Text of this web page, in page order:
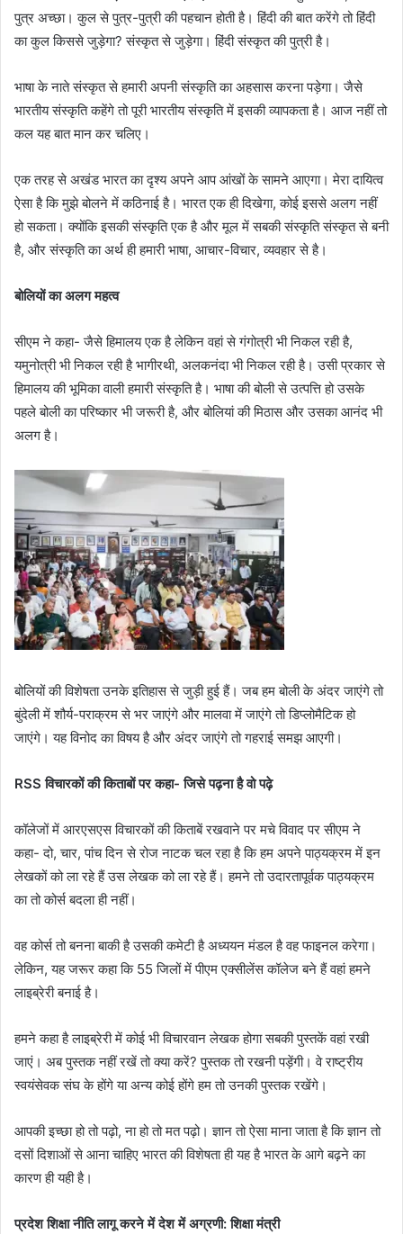
पुत्र अच्छा। कुल से पुत्र-पुत्री की पहचान होती है। हिंदी की बात करेंगे तो हिंदी
का कुल किससे जुड़ेगा? संस्कृत से जुड़ेगा। हिंदी संस्कृत की पुत्री है।
भाषा के नाते संस्कृत से हमारी अपनी संस्कृति का अहसास करना पड़ेगा। जैसे
भारतीय संस्कृति कहेंगे तो पूरी भारतीय संस्कृति में इसकी व्यापकता है। आज नहीं तो
कल यह बात मान कर चलिए।
एक तरह से अखंड भारत का दृश्य अपने आप आंखों के सामने आएगा। मेरा दायित्व
ऐसा है कि मुझे बोलने में कठिनाई है। भारत एक ही दिखेगा, कोई इससे अलग नहीं
हो सकता। क्योंकि इसकी संस्कृति एक है और मूल में सबकी संस्कृति संस्कृत से बनी
है, और संस्कृति का अर्थ ही हमारी भाषा, आचार-विचार, व्यवहार ​​​​​​से है।
बोलियों का अलग महत्व
सीएम ने कहा- जैसे हिमालय एक है लेकिन वहां से गंगोत्री भी निकल रही है,
यमुनोत्री भी निकल रही है भागीरथी, अलकनंदा भी निकल रही है। उसी प्रकार से
हिमालय की भूमिका वाली हमारी संस्कृति है। भाषा की बोली से उत्पत्ति हो उसके
पहले बोली का परिष्कार भी जरूरी है, और बोलियां की मिठास और उसका आनंद भी
अलग है।
बोलियों की विशेषता उनके इतिहास से जुड़ी हुई हैं। जब हम बोली के अंदर जाएंगे तो
बुंदेली में शौर्य-पराक्रम से भर जाएंगे और मालवा में जाएंगे तो डिप्लोमैटिक हो
जाएंगे। यह विनोद का विषय है और अंदर जाएंगे तो गहराई समझ आएगी।
RSS विचारकों की किताबों पर कहा- जिसे पढ़ना है वो पढ़े
कॉलेजों में आरएसएस विचारकों की किताबें रखवाने पर मचे विवाद पर सीएम ने
कहा- दो, चार, पांच दिन से रोज नाटक चल रहा है कि हम अपने पाठ्यक्रम में इन
लेखकों को ला रहे हैं उस लेखक को ला रहे हैं। हमने तो उदारतापूर्वक पाठ्यक्रम
का तो कोर्स बदला ही नहीं।
वह कोर्स तो बनना बाकी है उसकी कमेटी है अध्ययन मंडल है वह फाइनल करेगा।
लेकिन, यह जरूर कहा कि 55 जिलों में पीएम एक्सीलेंस कॉलेज बने हैं वहां हमने
लाइब्रेरी बनाई है।
हमने कहा है लाइब्रेरी में कोई भी विचारवान लेखक होगा सबकी पुस्तकें वहां रखी
जाएं। अब पुस्तक नहीं रखें तो क्या करें? पुस्तक तो रखनी पड़ेंगी। वे राष्ट्रीय
स्वयंसेवक संघ के होंगे या अन्य कोई होंगे हम तो उनकी पुस्तक रखेंगे।
आपकी इच्छा हो तो पढ़ो, ना हो तो मत पढ़ो। ज्ञान तो ऐसा माना जाता है कि ज्ञान तो
दसों दिशाओं से आना चाहिए भारत की विशेषता ही यह है भारत के आगे बढ़ने का
कारण ही यही है।
प्रदेश शिक्षा नीति लागू करने में देश में अग्रणी: शिक्षा मंत्री